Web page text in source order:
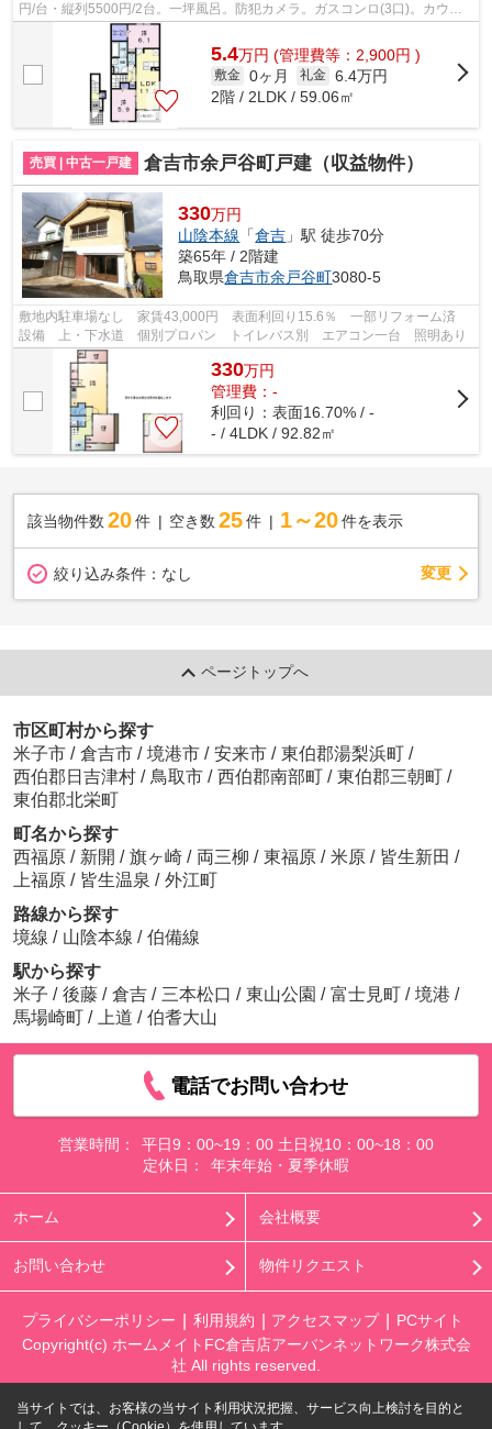
円/台・縦列5500円/2台。一坪風呂。防犯カメラ。ガスコンロ(3口)。カウン
ターキッチン。ウォークインクローゼッ...
5.4万円 (管理費等：2,900円 )
敷金 0ヶ月 礼金 6.4万円
2階 / 2LDK / 59.06㎡
売買 | 中古一戸建 倉吉市余戸谷町戸建（収益物件）
330万円
山陰本線 「倉吉 」駅 徒歩70分
築65年 / 2階建
鳥取県倉吉市余戸谷町3080-5
敷地内駐車場なし 家賃43,000円 表面利回り15.6％ 一部リフォーム済
設備 上・下水道 個別プロパン トイレバス別 エアコン一台 照明あり
330万円
管理費：-
利回り：表面16.70% / -
- / 4LDK / 92.82㎡
該当物件数 20件 空き数 25 件 1～20 件を表示
絞り込み条件： なし 変更
ページトップへ
市区町村から探す
米子市 / 倉吉市 / 境港市 / 安来市 / 東伯郡湯梨浜町 /
西伯郡日吉津村 / 鳥取市 / 西伯郡南部町 / 東伯郡三朝町 /
東伯郡北栄町
町名から探す
西福原 / 新開 / 旗ヶ崎 / 両三柳 / 東福原 / 米原 / 皆生新田 /
上福原 / 皆生温泉 / 外江町
路線から探す
境線 / 山陰本線 / 伯備線
駅から探す
米子 / 後藤 / 倉吉 / 三本松口 / 東山公園 / 富士見町 / 境港 /
馬場崎町 / 上道 / 伯耆大山
電話でお問い合わせ
営業時間：
平日9：00~19：00 土日祝10：00~18：00
定休日：
年末年始・夏季休暇
ホーム 会社概要
お問い合わせ 物件リクエスト
プライバシーポリシー 利用規約 アクセスマップ
PCサイト
Copyright(c) ホームメイトFC倉吉店アーバンネットワーク株式会
社 All rights reserved.
当サイトでは、お客様の当サイト利用状況把握、サービス向上検討を目的と